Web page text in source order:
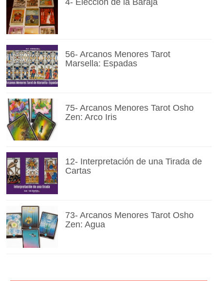
4- Elección de la Baraja
56- Arcanos Menores Tarot
Marsella: Espadas
75- Arcanos Menores Tarot Osho
Zen: Arco Iris
12- Interpretación de una Tirada de
Cartas
73- Arcanos Menores Tarot Osho
Zen: Agua